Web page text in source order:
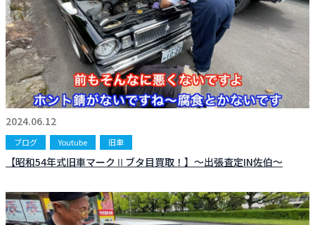
2024.06.12
ブログ Youtube 旧車
【昭和54年式旧車マークⅡブタ目買取！】〜出張査定IN佐伯〜